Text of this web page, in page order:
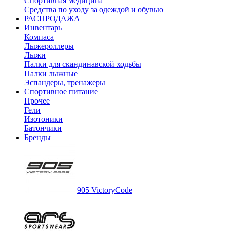
Средства по уходу за одеждой и обувью
РАСПРОДАЖА
Инвентарь
Компаса
Лыжероллеры
Лыжи
Палки для скандинавской ходьбы
Палки лыжные
Эспандеры, тренажеры
Спортивное питание
Прочее
Гели
Изотоники
Батончики
Бренды
905 VictoryCode